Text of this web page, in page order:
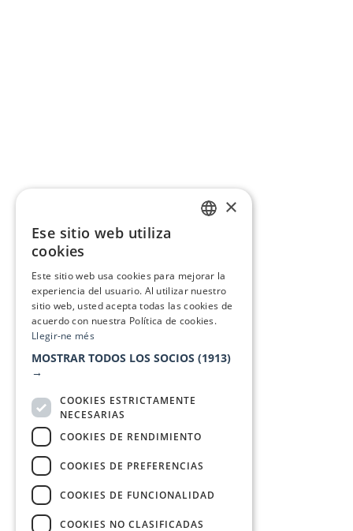
×
Ese sitio web utiliza
cookies
Este sitio web usa cookies para mejorar la
experiencia del usuario. Al utilizar nuestro
sitio web, usted acepta todas las cookies de
acuerdo con nuestra Política de cookies.
Llegir-ne més
MOSTRAR TODOS LOS SOCIOS (1913)
→
COOKIES ESTRICTAMENTE
NECESARIAS
COOKIES DE RENDIMIENTO
COOKIES DE PREFERENCIAS
COOKIES DE FUNCIONALIDAD
COOKIES NO CLASIFICADAS